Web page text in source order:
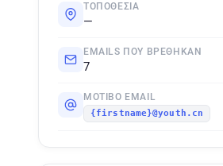
ΤΟΠΟΘΕΣΊΑ
—
EMAILS ΠΟΥ ΒΡΈΘΗΚΑΝ
7
ΜΟΤΊΒΟ EMAIL
{firstname}@youth.cn